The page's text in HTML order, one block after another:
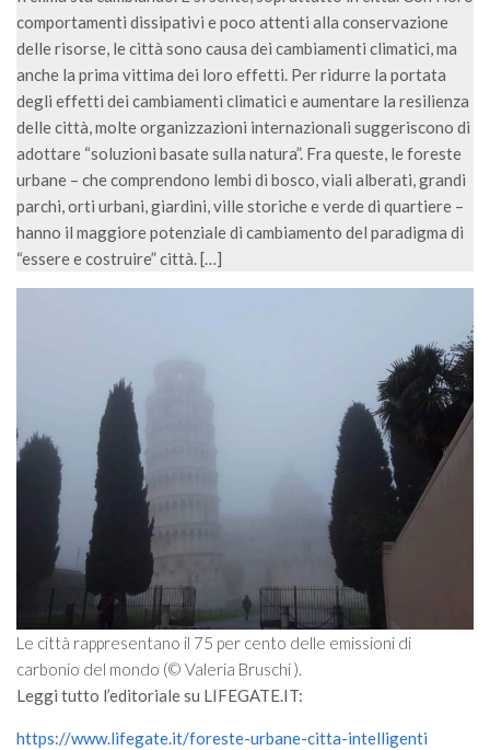
GdL Verde Urbano
GdL Comunicazione Forestale
GdL Foreste, Mitigazione, Adattamento
GdL Infrastrutture, Risorse, Innovazione
GdL Boschi Vetusti
GdL “TreeTalkers”
GdL Boschi Cedui
News
Borse di Studio
Call for Papers
Call for Proposals
Comunicati
Congressi
Convegni
Corsi di Aggiornamento
Corsi di Specializzazione
Giornate di Studio
comportamenti dissipativi e poco attenti alla conservazione
delle risorse, le città sono causa dei cambiamenti climatici, ma
anche la prima vittima dei loro effetti. Per ridurre la portata
degli effetti dei cambiamenti climatici e aumentare la resilienza
delle città, molte organizzazioni internazionali suggeriscono di
adottare “soluzioni basate sulla natura”. Fra queste, le foreste
urbane – che comprendono lembi di bosco, viali alberati, grandi
parchi, orti urbani, giardini, ville storiche e verde di quartiere –
hanno il maggiore potenziale di cambiamento del paradigma di
“essere e costruire” città. […]
Le città rappresentano il 75 per cento delle emissioni di
carbonio del mondo (© Valeria Bruschi ).
Leggi tutto l’editoriale su LIFEGATE.IT:
https://www.lifegate.it/foreste-urbane-citta-intelligenti